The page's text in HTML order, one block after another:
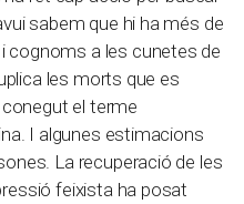
sabem que hi ha més de
cognoms a les cunetes de
les morts que es
el terme
I algunes estimacions
La recuperació de les
feixista ha posat